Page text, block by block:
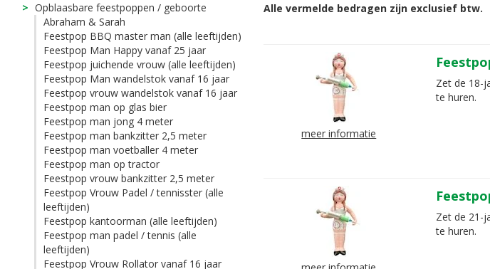
Opblaasbare feestpoppen / geboorte
Abraham & Sarah
Feestpop BBQ master man (alle leeftijden)
Feestpop Man Happy vanaf 25 jaar
Feestpop juichende vrouw (alle leeftijden)
Feestpop Man wandelstok vanaf 16 jaar
Feestpop vrouw wandelstok vanaf 16 jaar
Feestpop man op glas bier
Feestpop man jong 4 meter
Feestpop man bankzitter 2,5 meter
Feestpop man voetballer 4 meter
Feestpop man op tractor
Feestpop vrouw bankzitter 2,5 meter
Feestpop Vrouw Padel / tennisster (alle
leeftijden)
Feestpop kantoorman (alle leeftijden)
Feestpop man padel / tennis (alle
leeftijden)
Feestpop Vrouw Rollator vanaf 16 jaar
Alle vermelde bedragen zijn exclusief btw.
meer informatie
Zet de 18-
te huren.
Zet de 21-
te huren.